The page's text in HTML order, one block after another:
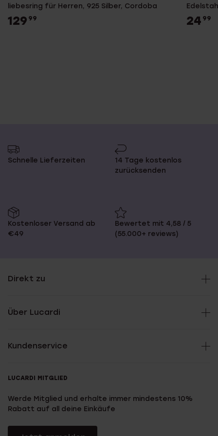
liebesring für Herren, 925 Silber, Cordoba
129 99 24 99
Schnelle Lieferzeiten
14 Tage kostenlos
zurücksenden
Kostenloser Versand ab
€49
Bewertet mit 4,58 / 5
(55.000+ reviews)
Direkt zu
Über Lucardi
Kundenservice
LUCARDI MITGLIED
Werde Mitglied und erhalte immer mindestens 10%
Rabatt auf all deine Einkäufe